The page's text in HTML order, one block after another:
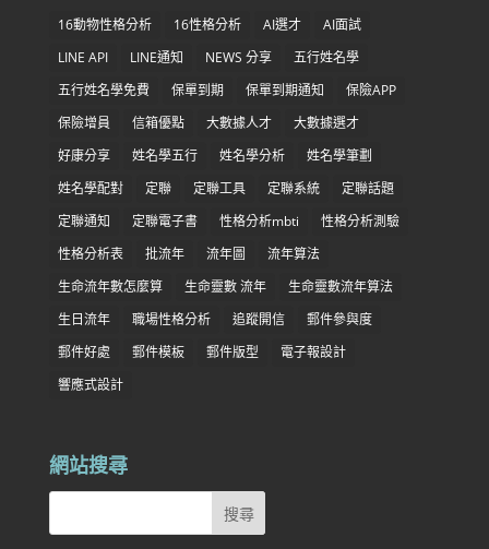
16動物性格分析 16性格分析 AI選才
AI面試
LINE API
LINE通知 NEWS 分享
五行姓名學
五行姓名學免費
保單到期 保單到期通知
保險APP
保險增員
信箱優點 大數據人才
大數據選才
好康分享
姓名學五行 姓名學分析
姓名學筆劃
姓名學配對
定聯 定聯工具 定聯系統
定聯話題
定聯通知
定聯電子書 性格分析mbti
性格分析測驗
性格分析表
批流年 流年圖
流年算法
生命流年數怎麼算
生命靈數 流年
生命靈數流年算法
生日流年
職場性格分析 追蹤開信
郵件參與度
郵件好處
郵件模板 郵件版型
電子報設計
響應式設計
網站搜尋